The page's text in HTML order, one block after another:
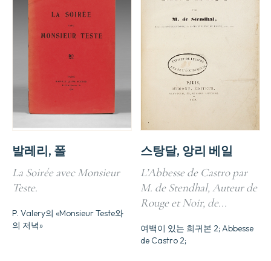
발레리, 폴
La Soirée avec Monsieur
Teste.
P. Valery의 «Monsieur Teste와
의 저녁»
스탕달, 앙리 베일
L’Abbesse de Castro par
M. de Stendhal, Auteur de
Rouge et Noir, de...
여백이 있는 희귀본 2; Abbesse
de Castro 2;